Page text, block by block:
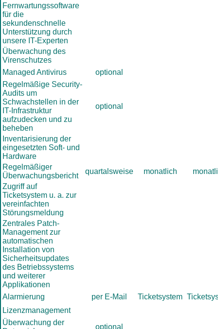
Fernwartungssoftware
für die
sekundenschnelle
Unterstützung durch
unsere IT-Experten
Überwachung des
Virenschutzes
Managed Antivirus
optional
Regelmäßige Security-
Audits um
Schwachstellen in der
IT-Infrastruktur
aufzudecken und zu
beheben
optional
Inventarisierung der
eingesetzten Soft- und
Hardware
Regelmäßiger
Überwachungsbericht
quartalsweise monatlich
Zugriff auf
Ticketsystem u. a. zur
vereinfachten
Störungsmeldung
Zentrales Patch-
Management zur
automatischen
Installation von
Sicherheitsupdates
des Betriebssystems
und weiterer
Applikationen
Alarmierung
per E-Mail Ticketsystem
Lizenzmanagement
Überwachung der
optional